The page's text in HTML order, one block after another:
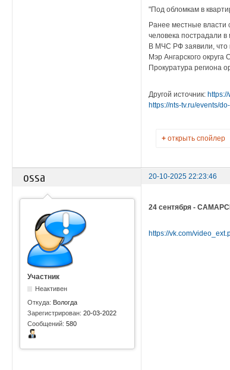
"Под обломкам в
Ранее местные власти
человека пострадали
В МЧС РФ заявили, что
Мэр Ангарского
Прокуратура региона
Другой источник:
https://nts-tv.ru/events/
+ открыть спойлер
ossa 20-10-2025 22:23:46
Участник
Неактивен
Откуда: Вологда
Зарегистрирован:20-03-2022
Сообщений:580
24 сентября -
https://vk.com/